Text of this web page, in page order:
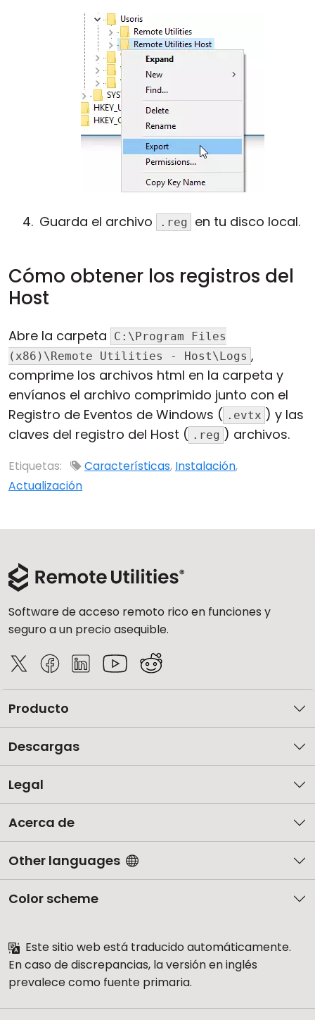
Guarda el archivo .reg en tu disco local.
Cómo obtener los registros del
Host
Abre la carpeta
C:\Program Files
(x86)\Remote Utilities - Host\Logs ,
comprime los archivos html en la carpeta y
envíanos el archivo comprimido junto con el
Registro de Eventos de Windows ( .evtx ) y las
claves del registro del Host ( .reg ) archivos.
Etiquetas: Características, Instalación,
Actualización
Software de acceso remoto rico en funciones y
seguro a un precio asequible.
Producto
Descargas
Legal
Acerca de
Other languages
Color scheme
Este sitio web está traducido automáticamente.
En caso de discrepancias, la versión en inglés
prevalece como fuente primaria.